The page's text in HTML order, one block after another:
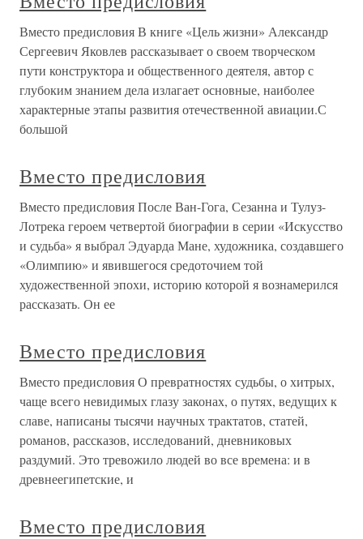
Вместо предисловия В книге «Цель жизни» Александр
Сергеевич Яковлев рассказывает о своем творческом
пути конструктора и общественного деятеля, автор с
глубоким знанием дела излагает основные, наиболее
характерные этапы развития отечественной авиации.С
большой
Вместо предисловия
Вместо предисловия После Ван-Гога, Сезанна и Тулуз-
Лотрека героем четвертой биографии в серии «Искусство
и судьба» я выбрал Эдуарда Мане, художника, создавшего
«Олимпию» и явившегося средоточием той
художественной эпохи, историю которой я вознамерился
рассказать. Он ее
Вместо предисловия
Вместо предисловия О превратностях судьбы, о хитрых,
чаще всего невидимых глазу законах, о путях, ведущих к
славе, написаны тысячи научных трактатов, статей,
романов, рассказов, исследований, дневниковых
раздумий. Это тревожило людей во все времена: и в
древнеегипетские, и
Вместо предисловия